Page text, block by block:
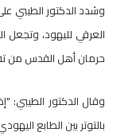
وشدد الدكتور الطيبي
العرقي لليهود، وتجعل
حرمان أهل القدس من
وقال الدكتور الطيبي:
بالتوتر بين الطابع